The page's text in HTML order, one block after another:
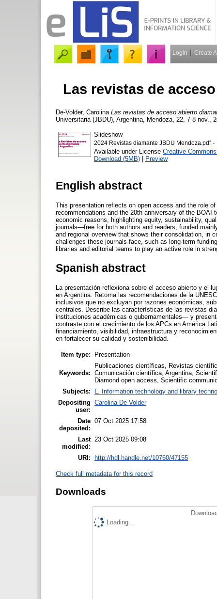
Login Create
Las revistas de
De-Volder, Carolina Las revistas de acceso abierto
Universitaria (JBDU), Argentina, Mendoza, 22, 7-8 nov.,
Slideshow
2024 Revistas diamante JBDU Mendoza.pdf-
Available under License Creative
Download (5MB) | Preview
English abstract
This presentation reflects on open access and the role
recommendations and the 20th anniversary of the
economic reasons, highlighting equity, sustainability,
journals—free for both authors and readers, funded
and regional overview that shows their consolidation, in
challenges these journals face, such as long-term
libraries and editorial teams to play an active role in
Spanish abstract
La presentación reflexiona sobre el acceso abierto y el
en Argentina. Retoma las recomendaciones de la
inclusivos que no excluyan por razones económicas,
centrales. Describe las características de las revistas
instituciones académicas o gubernamentales— y
contraste con el crecimiento de los APCs en América
financiamiento, visibilidad, infraestructura y
en fortalecer su calidad y sostenibilidad.
Item type: Presentation
Keywords:
Publicaciones científicas, Revistas
Comunicación científica, Argentina,
Diamond open access, Scientific
Subjects:
L. Information technology and library
Depositing
user:
Carolina De Volder
Date
deposited:
07 Oct 2025 17:58
Last
modified:
23 Oct 2025 09:08
URI: http://hdl.handle.net/10760/47155
Check full metadata for this record
Downloads
Loading...